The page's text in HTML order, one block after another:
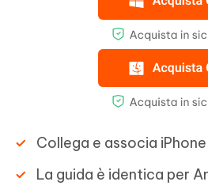
Collega e associa iPhone
La guida è identica per